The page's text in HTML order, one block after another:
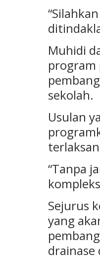
Muhidi
program
sekolah.
Usulan
“Tanpa
Sejurus
yang
drainase